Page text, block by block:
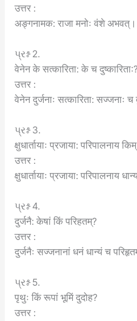
उत्तर :
अङ्गनामक: राजा मनोः वंशे अभवत्।
પ્રશ્ન 2.
वेनेन के सत्कारिता: के च दुष्कारिता:?
उत्तर :
वेनेन दुर्जनाः सत्कारिता: सज्जनाः च
પ્રશ્ન 3.
क्षुधार्तायाः प्रजाया: परिपालनाय
उत्तर :
क्षुधार्तायाः प्रजाया: परिपालनाय
પ્રશ્ન 4.
दुर्जनै: केषां किं परिहतम्?
उत्तर :
दुर्जनैः सज्जनानां धनं धान्यं च
પ્રશ્ન 5.
पृथुः किं रूपां भूमिं दुदोह?
उत्तर :